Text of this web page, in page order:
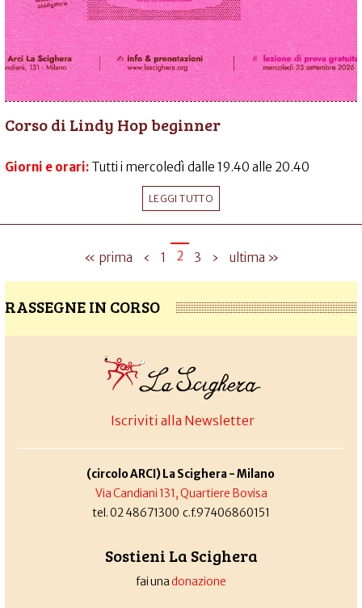
Corso di Lindy Hop beginner
Giorni e orari: Tutti i mercoledì dalle 19.40 alle 20.40
LEGGI TUTTO
« prima ‹ 1 2 3 › ultima »
RASSEGNE IN CORSO
Iscriviti alla Newsletter
(circolo ARCI) La Scighera - Milano
Via Candiani 131, Quartiere Bovisa
tel. 02 48671300 c.f.97406860151
Sostieni La Scighera
fai unadonazione